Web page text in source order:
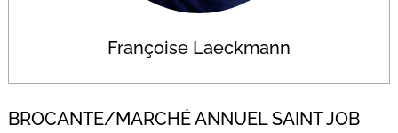
Françoise Laeckmann
BROCANTE/MARCHÉ ANNUEL SAINT JOB